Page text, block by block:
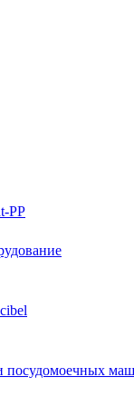
PP
посудомоечных